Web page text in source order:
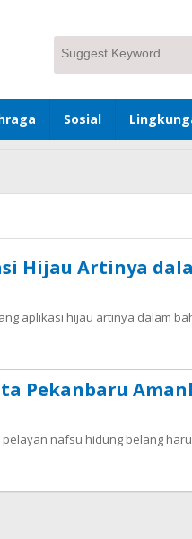
Sosial
Hijau Artinya
aplikasi hijau artinya dalam
Pekanbaru
nafsu hidung belang